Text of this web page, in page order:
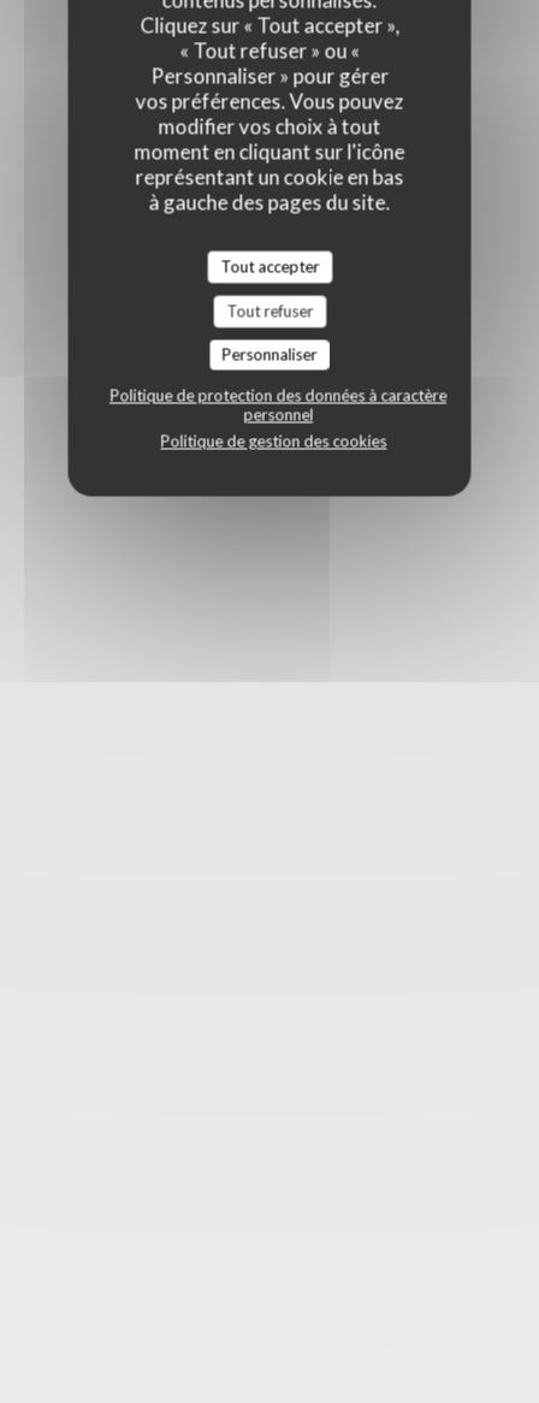
Cliquez sur « Tout accepter »,
« Tout refuser » ou «
Personnaliser » pour gérer
vos préférences. Vous pouvez
modifier vos choix à tout
moment en cliquant sur l'icône
représentant un cookie en bas
à gauche des pages du site.
Tout accepter
Tout refuser
Personnaliser
Politique de protection des données à caractère
personnel
Politique de gestion des cookies